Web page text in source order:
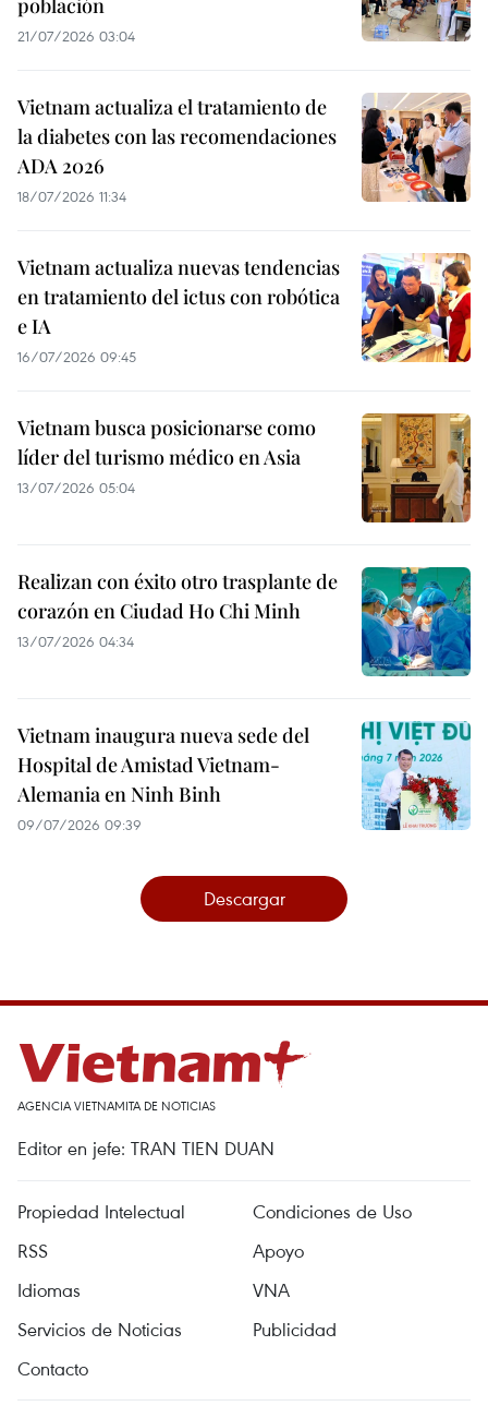
población
21/07/2026 03:04
Vietnam actualiza el tratamiento de
la diabetes con las recomendaciones
ADA 2026
18/07/2026 11:34
Vietnam actualiza nuevas tendencias
en tratamiento del ictus con robótica
e IA
16/07/2026 09:45
Vietnam busca posicionarse como
líder del turismo médico en Asia
13/07/2026 05:04
Realizan con éxito otro trasplante de
corazón en Ciudad Ho Chi Minh
13/07/2026 04:34
Vietnam inaugura nueva sede del
Hospital de Amistad Vietnam-
Alemania en Ninh Binh
09/07/2026 09:39
Descargar
AGENCIA VIETNAMITA DE NOTICIAS
Editor en jefe: TRAN TIEN DUAN
Propiedad Intelectual
Condiciones de Uso
RSS
Apoyo
Idiomas
VNA
Servicios de Noticias
Publicidad
Contacto